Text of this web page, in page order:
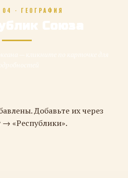
· ГЕОГРАФИЯ
Союза
Добавьте их через
«Республики».